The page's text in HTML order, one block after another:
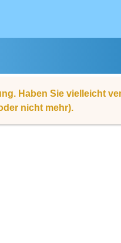
Haben Sie vielleicht
nicht mehr).